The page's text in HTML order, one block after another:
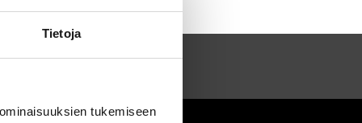
Tietoja
tukemiseen